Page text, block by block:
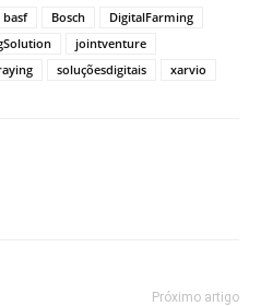
basf Bosch
DigitalFarming
jointventure
soluçõesdigitais xarvio
Próximo artigo